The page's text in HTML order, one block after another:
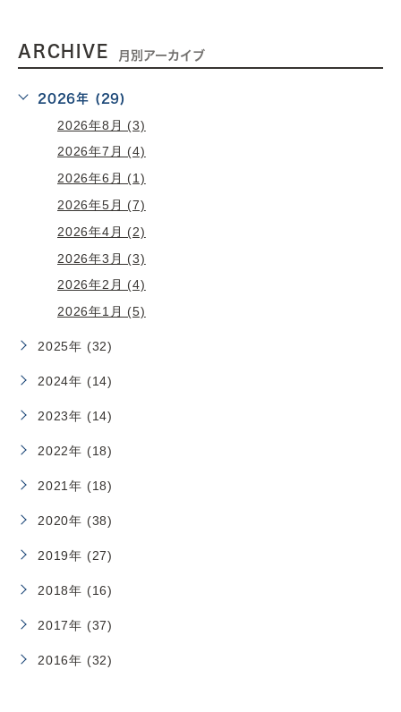
ARCHIVE 月別アーカイブ
2026年 (29)
2026年8月 (3)
2026年7月 (4)
2026年6月 (1)
2026年5月 (7)
2026年4月 (2)
2026年3月 (3)
2026年2月 (4)
2026年1月 (5)
2025年 (32)
2024年 (14)
2023年 (14)
2022年 (18)
2021年 (18)
2020年 (38)
2019年 (27)
2018年 (16)
2017年 (37)
2016年 (32)